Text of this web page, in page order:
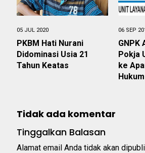
05 JUL 2020
PKBM Hati Nurani
Didominasi Usia 21
Tahun Keatas
06 SEP
GNPK
Pokja
ke
Hukum
Tidak ada komentar
Tinggalkan Balasan
Alamat email Anda tidak akan